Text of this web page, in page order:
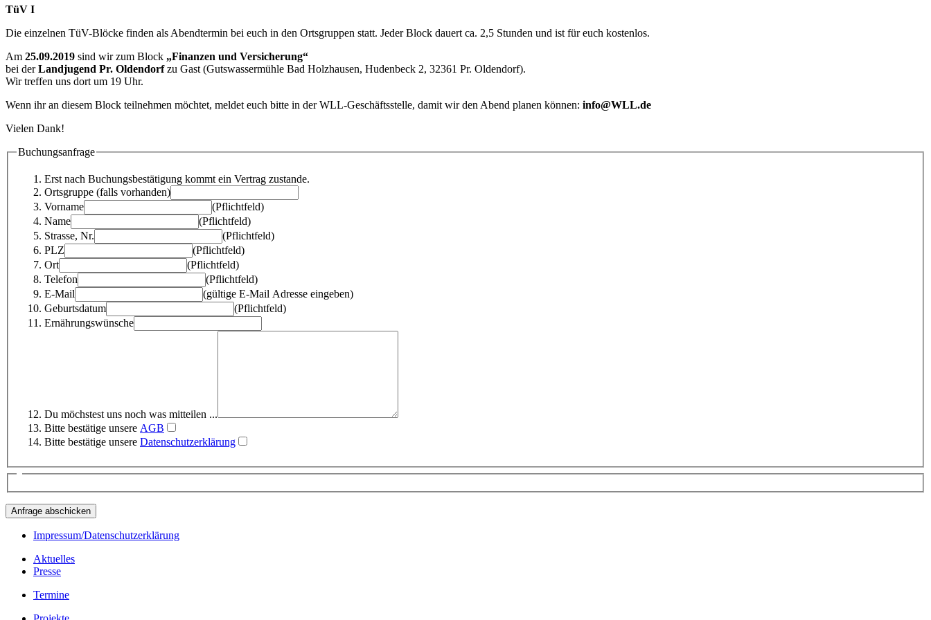
TüV I
Die einzelnen TüV-Blöcke finden als Abendtermin bei euch in den Ortsgruppen statt. Jeder Block dauert ca. 2,5 Stunden und ist für euch kostenlos.
Am 25.09.2019 sind wir zum Block „Finanzen und Versicherung“
bei derLandjugend Pr. Oldendorfzu Gast (Gutswassermühle Bad Holzhausen, Hudenbeck 2, 32361 Pr. Oldendorf).
Wir treffen uns dort um 19 Uhr.
Wenn ihr an diesem Block teilnehmen möchtet, meldet euch bitte in der WLL-Geschäftsstelle, damit wir den Abend planen können: info@WLL.de
Vielen Dank!
Buchungsanfrage
Erst nach Buchungsbestätigung kommt ein Vertrag zustande.
Ortsgruppe (falls vorhanden)
Vorname
(Pflichtfeld)
Name
(Pflichtfeld)
Strasse, Nr.
(Pflichtfeld)
PLZ
(Pflichtfeld)
Ort
(Pflichtfeld)
Telefon
(Pflichtfeld)
E-Mail
(gültige E-Mail Adresse eingeben)
Geburtsdatum
(Pflichtfeld)
Ernährungswünsche
Du möchstest uns noch was mitteilen ...
Bitte bestätige unsere AGB
Bitte bestätige unsere Datenschutzerklärung
Impressum/Datenschutzerklärung
Aktuelles
Presse
Termine